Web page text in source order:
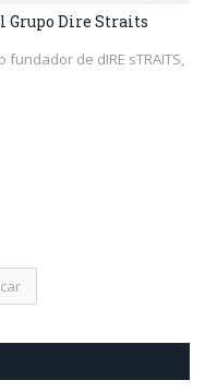
Grupo Dire Straits
de dIRE sTRAITS,